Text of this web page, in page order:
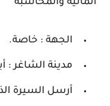
المالية والمحاسبة
الجهة : خاصة.
مدينة الشاغر :